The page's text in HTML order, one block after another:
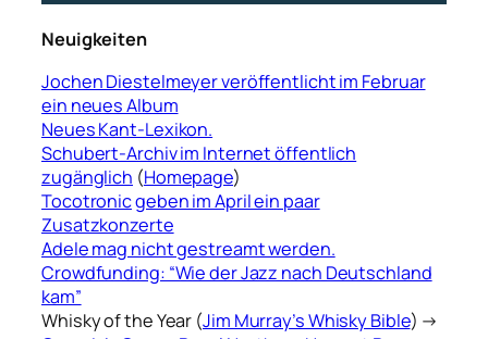
Neuigkeiten
Jochen Diestelmeyer veröffentlicht im Februar
ein neues Album
Neues Kant-Lexikon.
Schubert-Archiv im Internet öffentlich
zugänglich (Homepage)
Tocotronicgeben im April ein paar
Zusatzkonzerte
Adele mag nicht gestreamt werden.
Crowdfunding: “Wie der Jazz nach Deutschland
kam”
Whisky of the Year (Jim Murray’s Whisky Bible) →